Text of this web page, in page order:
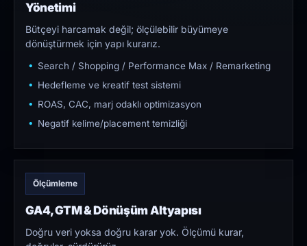
Yönetimi
Bütçeyi harcamak değil; ölçülebilir büyümeye
dönüştürmek için yapı kurarız.
Search / Shopping / Performance Max / Remarketing
Hedefleme ve kreatif test sistemi
ROAS, CAC, marj odaklı optimizasyon
Negatif kelime/placement temizliği
Ölçümleme
GA4, GTM & Dönüşüm Altyapısı
Doğru veri yoksa doğru karar yok. Ölçümü kurar,